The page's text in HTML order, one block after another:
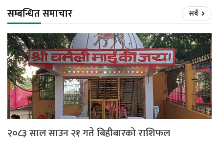
सम्बन्धित समाचार सबै
२०८३ साल साउन २१ गते बिहीबारको राशिफल